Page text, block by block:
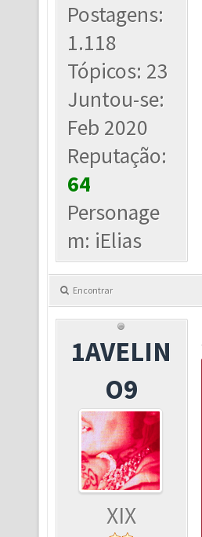
Postagens:
1.118
Tópicos: 23
Juntou-se:
Feb 2020
Reputação:
64
Personage
m: iElias
Encontrar
1AVELIN
O9
XIX